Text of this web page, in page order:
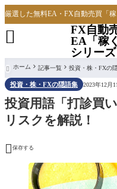
FX自動
EA「稼
シリーズ

 ホーム 記事一覧 投資・株・FXの
投資・株・FXの隠語集 2023年12月
投資用語「打診買
リスクを解説！
 保存する